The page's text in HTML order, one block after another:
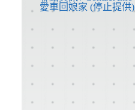
愛車回娘家 (停止提供)